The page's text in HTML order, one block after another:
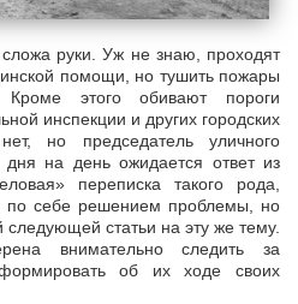
руки. Уж не знаю, проходят
помощи, но тушить пожары
этого обивают пороги
инспекции и других городских
но председатель уличного
дня на день ожидается ответ из
переписка такого рода,
по себе решением проблемы, но
следующей статьи на эту же тему.
внимательно следить за
об их ходе своих